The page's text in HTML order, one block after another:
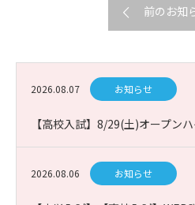
前のお知
2026.08.07 お知らせ
【高校入試】8/29(土)オープン
2026.08.06 お知らせ